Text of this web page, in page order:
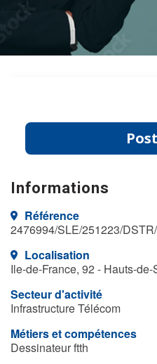
Informations
Référence
2476994/SLE/251223/
Localisation
Ile-de-France, 92 - Hauts-
Secteur d'activité
Infrastructure Télécom
Métiers et compétences
Dessinateur ftth